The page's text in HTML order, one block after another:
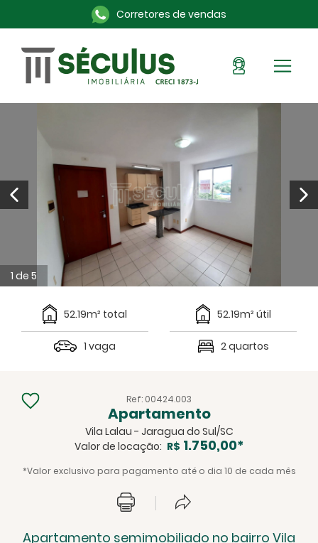
Corretores de vendas
Sou Cliente
Imóveis na planta
Alugue aqui
Blog
Anuncie seu imóvel
Sobre a Séculus
Contato
1 de 5
52.19m² total 52.19m² útil
1 vaga 2 quartos
Ref: 00424.003
Apartamento
Vila Lalau - Jaragua do Sul/SC
Valor de locação: R$ 1.750,00*
*Valor exclusivo para pagamento até o dia 10 de cada mês
Apartamento semimobiliado no bairro Vila